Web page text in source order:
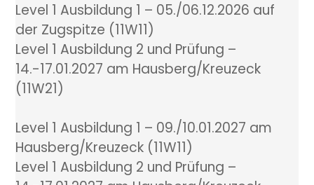
Level 1 Ausbildung 1 – 05./06.12.2026 auf
der Zugspitze (11W11)
Level 1 Ausbildung 2 und Prüfung –
14.-17.01.2027 am Hausberg/Kreuzeck
(11W21)
Level 1 Ausbildung 1 – 09./10.01.2027 am
Hausberg/Kreuzeck (11W11)
Level 1 Ausbildung 2 und Prüfung –